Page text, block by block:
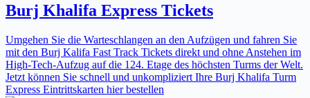
Burj Khalifa Express Tickets
Umgehen Sie die Warteschlangen an den Aufzügen und fahren Sie
mit den Burj Kalifa Fast Track Tickets direkt und ohne Anstehen im
High-Tech-Aufzug auf die 124. Etage des höchsten Turms der Welt.
Jetzt können Sie schnell und unkompliziert Ihre Burj Khalifa Turm
Express Eintrittskarten hier bestellen